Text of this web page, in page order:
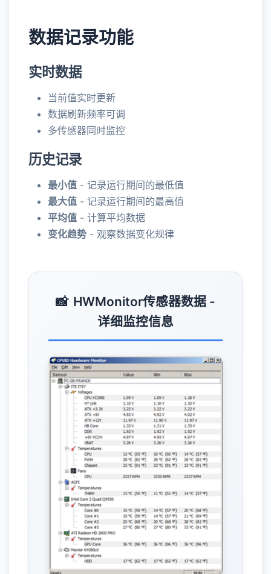
数据记录功能
实时数据
当前值实时更新
数据刷新频率可调
多传感器同时监控
历史记录
最小值 - 记录运行期间的最低值
最大值 - 记录运行期间的最高值
平均值 - 计算平均数据
变化趋势 - 观察数据变化规律
HWMonitor传感器数据 -
详细监控信息